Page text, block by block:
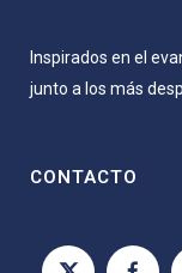
Inspirados en el
junto a los más
CONTACTO